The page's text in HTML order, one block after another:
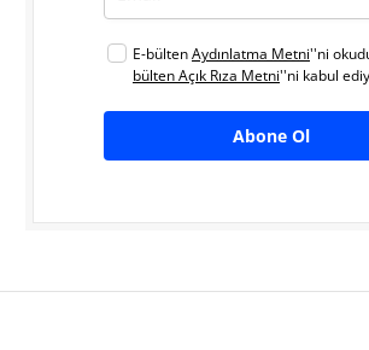
E-bültenAydınlatma Metni''ni
bülten Açık Rıza Metni''ni kabul
Abone Ol